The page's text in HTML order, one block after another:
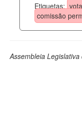
Etiquetas:
comissão
Assembleia